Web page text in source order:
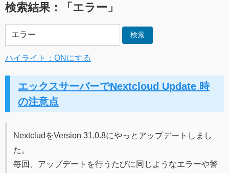
検索結果：「エラー」
検索
ハイライト：ONにする
エックスサーバーでNextcloud Update 時
の注意点
NextcludをVersion 31.0.8にやっとアップデートしまし
た。
毎回、アップデートを行うたびに同じようなエラーや警